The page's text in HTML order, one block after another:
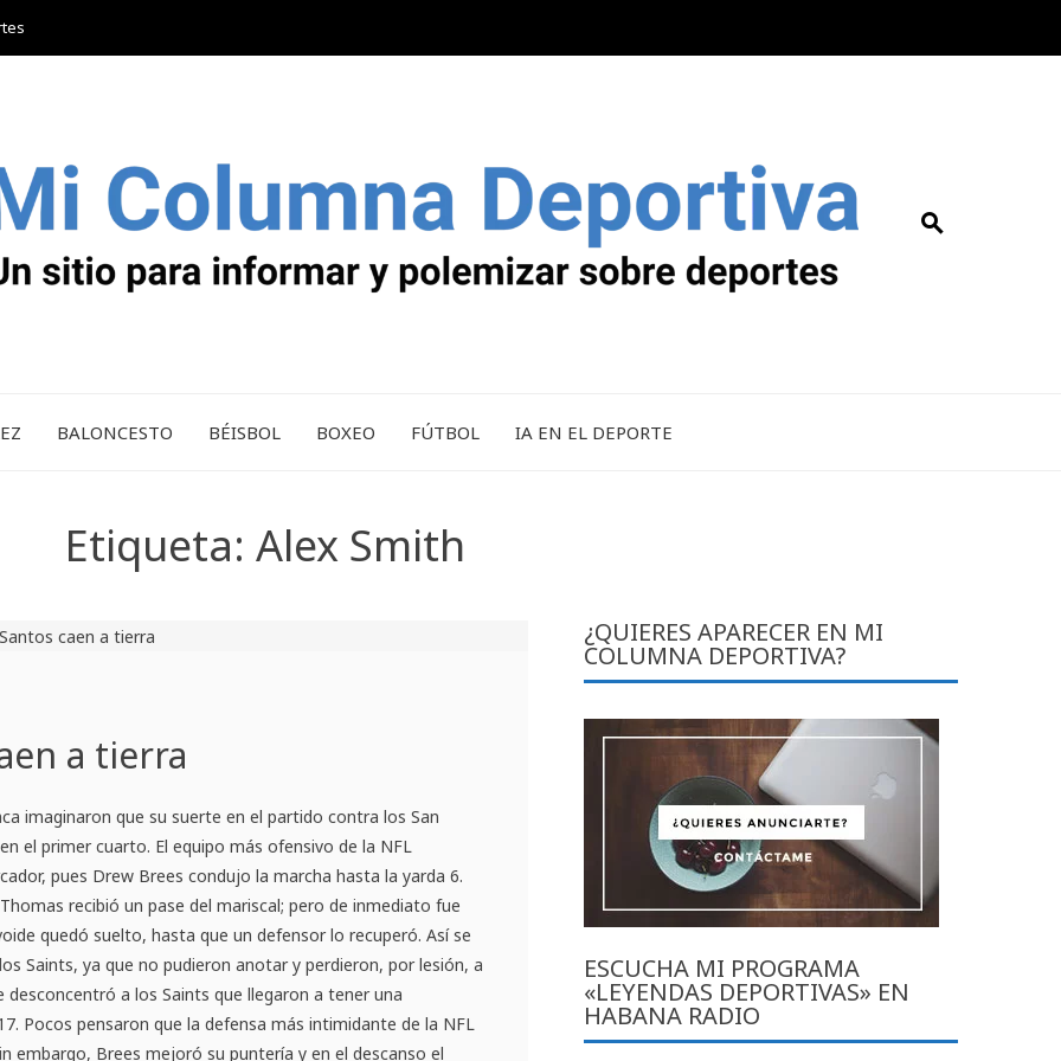
BALONCESTO BÉISBOL BOXEO FÚTBOL IA EN EL DEPORTE
Etiqueta: Alex Smith
a tierra
imaginaron que su suerte en el partido contra los San
el primer cuarto. El equipo más ofensivo de la NFL
pues Drew Brees condujo la marcha hasta la yarda 6.
recibió un pase del mariscal; pero de inmediato fue
quedó suelto, hasta que un defensor lo recuperó. Así se
Saints, ya que no pudieron anotar y perdieron, por lesión, a
desconcentró a los Saints que llegaron a tener una
Pocos pensaron que la defensa más intimidante de la NFL
embargo, Brees mejoró su puntería y en el descanso el
¿QUIERES APARECER EN MI
COLUMNA DEPORTIVA?
ESCUCHA MI PROGRAMA
«LEYENDAS DEPORTIVAS» EN
HABANA RADIO